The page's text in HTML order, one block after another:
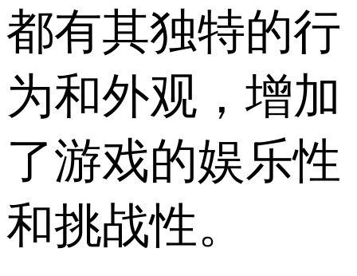
都有其独特的行
为和外观，增加
了游戏的娱乐性
和挑战性。